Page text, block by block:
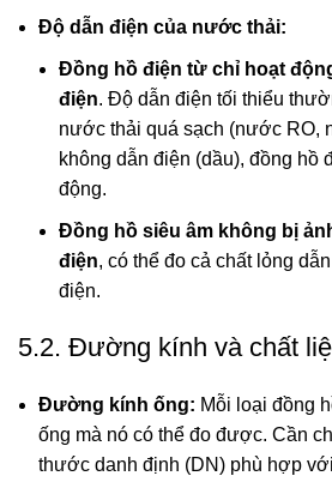
Độ dẫn điện của nước thải:
Đồng hồ điện từ chỉ hoạt
điện. Độ dẫn điện tối thiểu
nước thải quá sạch (nước RO,
không dẫn điện (dầu), đồng hồ
động.
Đồng hồ siêu âm không bị
điện, có thể đo cả chất lỏng
điện.
5.2. Đường kính và chất
Đường kính ống: Mỗi loại đồng
ống mà nó có thể đo được. Cần
thước danh định (DN) phù hợp